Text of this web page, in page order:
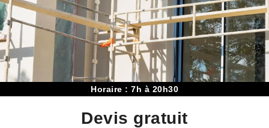
Horaire : 7h à 20h30
Devis gratuit